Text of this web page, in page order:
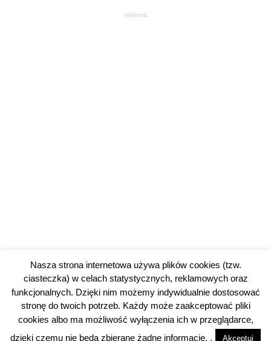
reklama
© 2026 piotrkowski24.pl | Polityka prywatności
Nasza strona internetowa używa plików cookies (tzw.
ciasteczka) w celach statystycznych, reklamowych oraz
funkcjonalnych. Dzięki nim możemy indywidualnie dostosować
stronę do twoich potrzeb. Każdy może zaakceptować pliki
cookies albo ma możliwość wyłączenia ich w przeglądarce,
dzięki czemu nie będą zbierane żadne informacje. .
Akceptuj